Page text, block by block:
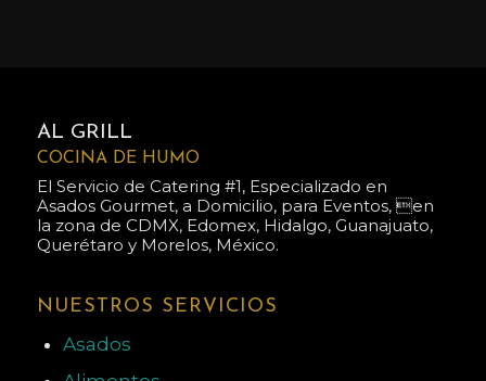
AL GRILL
COCINA DE HUMO
El Servicio de Catering #1, Especializado en
Asados Gourmet, a Domicilio, para Eventos, en
la zona de CDMX, Edomex, Hidalgo, Guanajuato,
Querétaro y Morelos, México.
NUESTROS SERVICIOS
Asados